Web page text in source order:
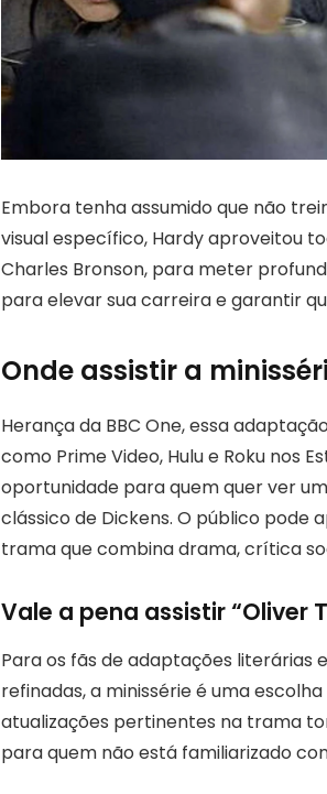
Embora tenha assumido que não
visual específico, Hardy aproveitou
Charles Bronson, para meter
para elevar sua carreira e garantir
Onde assistir a
Herança da BBC One, essa
como Prime Video, Hulu e Roku nos
oportunidade para quem quer ver
clássico de Dickens. O público
trama que combina drama, crítica
Vale a pena assistir “Oliver
Para os fãs de adaptações literárias
refinadas, a minissérie é uma
atualizações pertinentes na trama
para quem não está familiarizado